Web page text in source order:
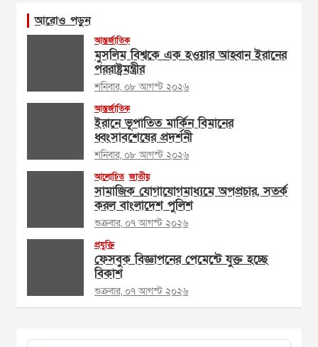
আরোও পড়ুন
আন্তর্জাতিক
মুসলিম বিশ্বকে এক হওয়ার আহ্বান ইরানের
পররাষ্ট্রমন্ত্রীর
শনিবার, ০৮ আগস্ট ২০২৬
আন্তর্জাতিক
ইরানে ভূপাতিত মার্কিন বিমানের
ধ্বংসাবশেষের প্রদর্শনী
শনিবার, ০৮ আগস্ট ২০২৬
আলোচিত জাতীয়
সামাজিক যোগাযোগমাধ্যমে অপপ্রচার, সতর্ক
করল বাংলাদেশ পুলিশ
শুক্রবার, ০৭ আগস্ট ২০২৬
প্রযুক্তি
ফেসবুক বিজ্ঞাপনের পেমেন্টে যুক্ত হচ্ছে
বিকাশ
শুক্রবার, ০৭ আগস্ট ২০২৬